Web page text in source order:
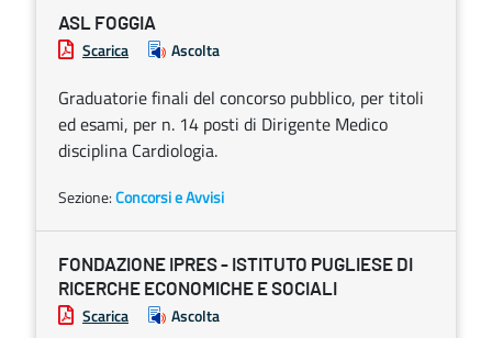
ASL FOGGIA
Scarica Ascolta
Graduatorie finali del concorso pubblico, per titoli
ed esami, per n. 14 posti di Dirigente Medico
disciplina Cardiologia.
Sezione:Concorsi e Avvisi
FONDAZIONE IPRES - ISTITUTO PUGLIESE DI
RICERCHE ECONOMICHE E SOCIALI
Scarica Ascolta